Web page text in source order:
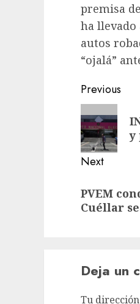
premisa
ha
autos
“ojalá”
Previous
y
Next
PVEM
Cuéllar
Deja un
Tu